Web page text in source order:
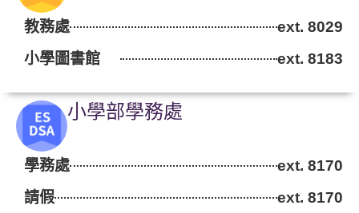
教務處
ext. 8029
小學圖書館
ext. 8183
小學部學務處
學務處
ext. 8170
請假
ext. 8170